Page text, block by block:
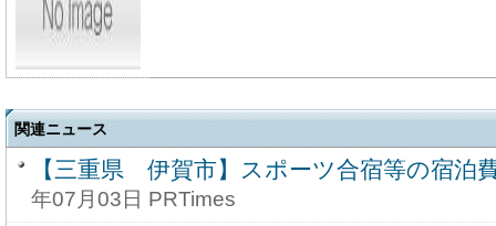
関連ニュース
【三重県 伊賀市】スポーツ合宿等の宿泊
年07月03日 PRTimes